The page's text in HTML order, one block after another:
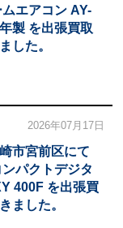
エアコン AY-
製 を出張買取
した。
2026年07月17日
市宮前区にて
パクトデジタ
400F を出張買
ました。